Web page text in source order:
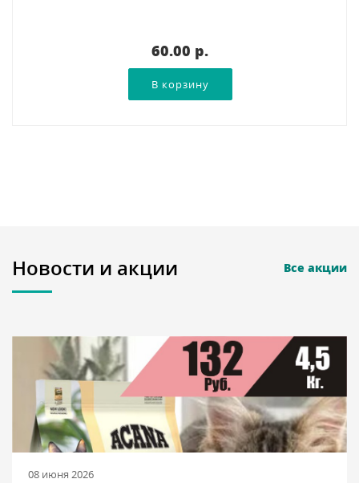
60.00 p.
Новости и акции Все акции
08 июня 2026